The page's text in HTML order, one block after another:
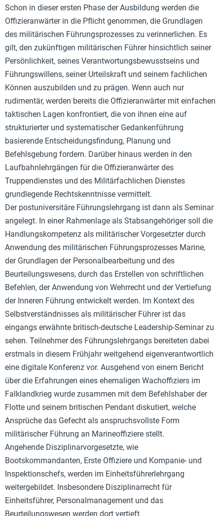
Schon in dieser ersten Phase der Ausbildung werden die
Offizieranwärter in die Pflicht genommen, die Grundlagen
des militärischen Führungsprozesses zu verinnerlichen. Es
gilt, den zukünftigen militärischen Führer hinsichtlich seiner
Persönlichkeit, seines Verantwortungsbewusstseins und
Führungswillens, seiner Urteilskraft und seinem fachlichen
Können auszubilden und zu prägen. Wenn auch nur
rudimentär, werden bereits die Offizieranwärter mit einfachen
taktischen Lagen konfrontiert, die von ihnen eine auf
strukturierter und systematischer Gedankenführung
basierende Entscheidungsfindung, Planung und
Befehlsgebung fordern. Darüber hinaus werden in den
Laufbahnlehrgängen für die Offizieranwärter des
Truppendienstes und des Militärfachlichen Dienstes
grundlegende Rechtskenntnisse vermittelt.
Der postuniversitäre Führungslehrgang ist dann als Seminar
angelegt. In einer Rahmenlage als Stabsangehöriger soll die
Handlungskompetenz als militärischer Vorgesetzter durch
Anwendung des militärischen Führungsprozesses Marine,
der Grundlagen der Personalbearbeitung und des
Beurteilungswesens, durch das Erstellen von schriftlichen
Befehlen, der Anwendung von Wehrrecht und der Vertiefung
der Inneren Führung entwickelt werden. Im Kontext des
Selbstverständnisses als militärischer Führer ist das
eingangs erwähnte britisch-deutsche Leadership-Seminar zu
sehen. Teilnehmer des Führungslehrgangs bereiteten dabei
erstmals in diesem Frühjahr weitgehend eigenverantwortlich
eine digitale Konferenz vor. Ausgehend von einem Bericht
über die Erfahrungen eines ehemaligen Wachoffiziers im
Falklandkrieg wurde zusammen mit dem Befehlshaber der
Flotte und seinem britischen Pendant diskutiert, welche
Ansprüche das Gefecht als anspruchsvollste Form
militärischer Führung an Marineoffiziere stellt.
Angehende Disziplinarvorgesetzte, wie
Bootskommandanten, Erste Offiziere und Kompanie- und
Inspektionschefs, werden im Einheitsführerlehrgang
weitergebildet. Insbesondere Disziplinarrecht für
Einheitsführer, Personalmanagement und das
Beurteilungswesen werden dort vertieft.